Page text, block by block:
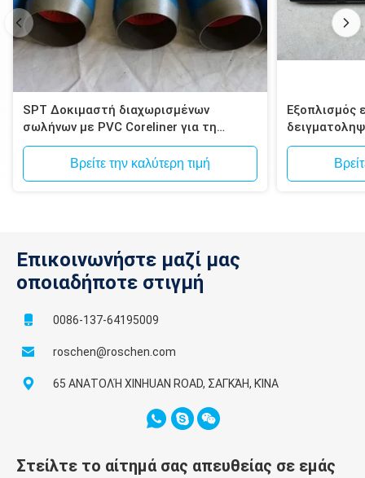
SPT Δοκιμαστή διαχωρισμένων
σωλήνων με PVC Coreliner για τη
δοκιμή εδάφους
Βρείτε την καλύτερη τιμή
Εξοπλισμός
συσκευή
Επικοινωνήστε μαζί μας
οποιαδήποτε στιγμή
0086-137-64195009
roschen@roschen.com
65 ΑΝΑΤΟΛΉ XINHUAN ROAD, ΣΑΓΚΆΗ, ΚΊΝΑ
Στείλτε το αίτημά σας απευθείας σε εμάς